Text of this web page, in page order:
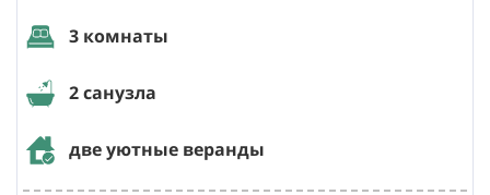
3 комнаты
2 санузла
две уютные веранды